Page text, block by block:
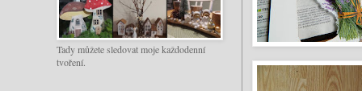
Tady můžete sledovat moje každodenní
tvoření.